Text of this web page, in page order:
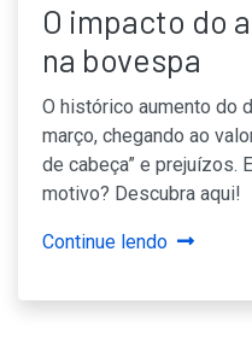
O impacto do
na bovespa
O histórico aumento do
março, chegando ao
de cabeça” e prejuízos.
motivo? Descubra aqui!
Continue lendo